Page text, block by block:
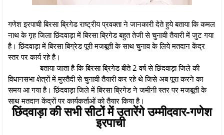
गणेश इरपाची बिरसा ब्रिगेड राष्ट्रीय प्रवक्ता ने जानकारी देते हुये बताया कि कमल
नाथ के गृह जिला छिंदवाड़ा में बिरसा ब्रिगेड बहुत तेजी से चुनावी तैयारी में जुट गया
है। छिंदवाड़ा में बिरसा बिग्रेड पूरी मजबूती के साथ चुनाव के लिये मतदान केंद्र
स्तर पर कार्य रहे है।
बताया जाता है कि बिरसा ब्रिगेड बीते 2 वर्ष से छिंदवाड़ा जिले की
विधानसभा क्षेत्रों में मुस्तैदी से चुनावी तैयारी कर रहे थे जिसे अब पूरा करने का
समय आ गया है। छिंदवाड़ा जिले में बिरसा ब्रिगेड ने जमीनी स्तर पर मजबूती के
साथ मतदान केंद्रों पर कार्यकर्ताओं को तैयार किया है।
छिंदवाड़ा की सभी सीटों में उतारेंगे उम्मीदवार-गणेश
इरपाची